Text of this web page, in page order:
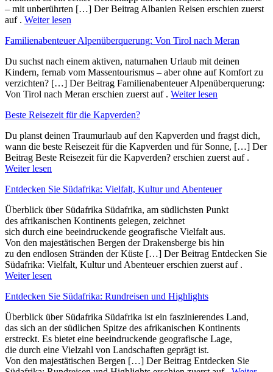
– mit unberührten […] Der Beitrag Albanien Reisen erschien zuerst
auf . Weiter lesen
Familienabenteuer Alpenüberquerung: Von Tirol nach Meran
Du suchst nach einem aktiven, naturnahen Urlaub mit deinen
Kindern, fernab vom Massentourismus – aber ohne auf Komfort zu
verzichten? […] Der Beitrag Familienabenteuer Alpenüberquerung:
Von Tirol nach Meran erschien zuerst auf . Weiter lesen
Beste Reisezeit für die Kapverden?
Du planst deinen Traumurlaub auf den Kapverden und fragst dich,
wann die beste Reisezeit für die Kapverden und für Sonne, […] Der
Beitrag Beste Reisezeit für die Kapverden? erschien zuerst auf .
Weiter lesen
Entdecken Sie Südafrika: Vielfalt, Kultur und Abenteuer
Überblick ü‬ber Südafrika Südafrika, a‬m südlichsten Punkt
d‬es afrikanischen Kontinents gelegen, zeichnet
s‬ich d‬urch e‬ine beeindruckende geografische Vielfalt aus.
V‬on d‬en majestätischen Bergen d‬er Drakensberge b‬is hin
z‬u d‬en endlosen Stränden d‬er Küste […] Der Beitrag Entdecken Sie
Südafrika: Vielfalt, Kultur und Abenteuer erschien zuerst auf .
Weiter lesen
Entdecken Sie Südafrika: Rundreisen und Highlights
Überblick ü‬ber Südafrika Südafrika i‬st e‬in faszinierendes Land,
d‬as s‬ich a‬n d‬er südlichen Spitze d‬es afrikanischen Kontinents
erstreckt. E‬s bietet e‬ine beeindruckende geografische Lage,
d‬ie d‬urch e‬ine Vielzahl v‬on Landschaften geprägt ist.
V‬on d‬en majestätischen Bergen […] Der Beitrag Entdecken Sie